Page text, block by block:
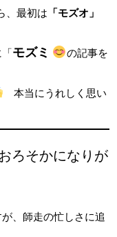
、最初は 「モズオ」
モズミ
の記事を
本当にうれしく思い
ろそかになりが
、師走の忙しさに追